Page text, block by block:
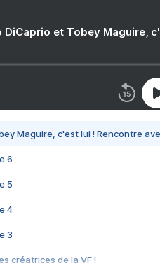
DiCaprio et Tobey Maguire,
Maguire, c'est lui ! Rencontre
6
5
4
3
créatrices de la VF !